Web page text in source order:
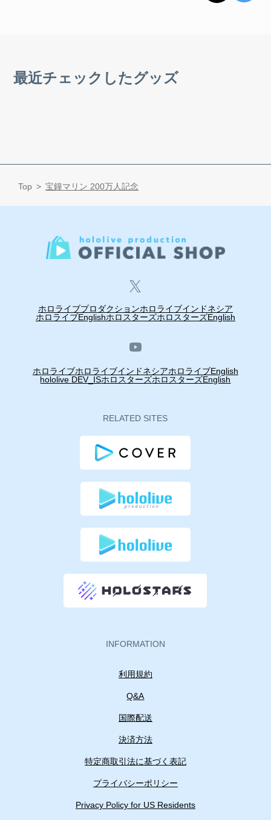
最近チェックしたグッズ
Top 宝鐘マリン 200万人記念
ホロライブプロダクションホロライブインドネシア
ホロライブEnglishホロスターズホロスターズEnglish
ホロライブホロライブインドネシアホロライブEnglish
hololive DEV_ISホロスターズホロスターズEnglish
RELATED SITES
INFORMATION
利用規約
Q&A
国際配送
決済方法
特定商取引法に基づく表記
プライバシーポリシー
Privacy Policy for US Residents